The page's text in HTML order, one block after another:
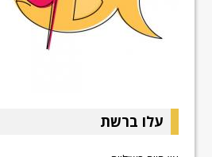
עלו ברשת